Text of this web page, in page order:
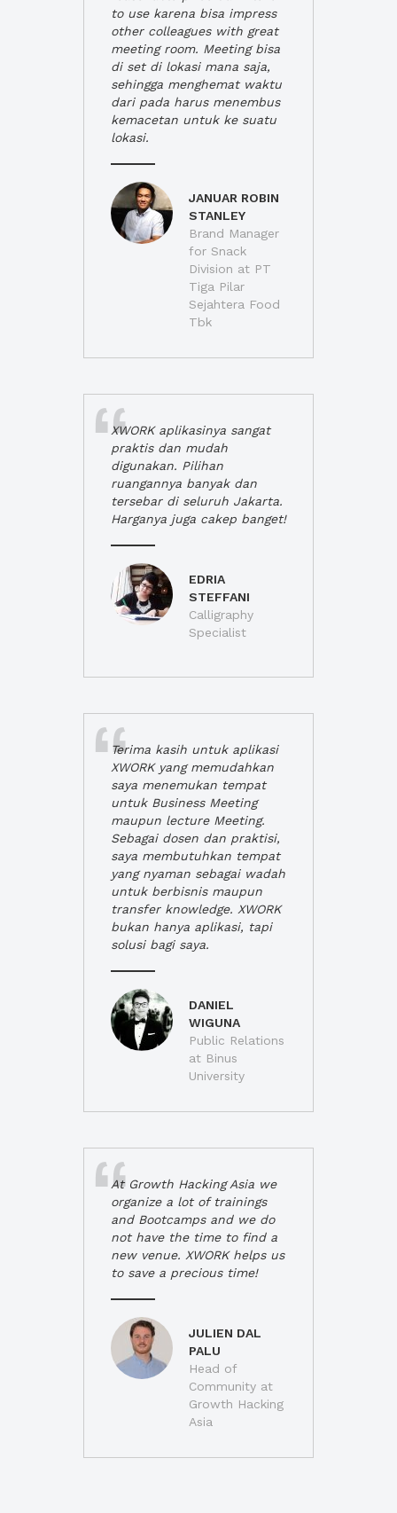
to use karena bisa impress
other colleagues with great
meeting room. Meeting bisa
di set di lokasi mana saja,
sehingga menghemat waktu
dari pada harus menembus
kemacetan untuk ke suatu
lokasi.
JANUAR ROBIN
STANLEY
Brand Manager
for Snack
Division at PT
Tiga Pilar
Sejahtera Food
Tbk
XWORK aplikasinya sangat
praktis dan mudah
digunakan. Pilihan
ruangannya banyak dan
tersebar di seluruh Jakarta.
Harganya juga cakep banget!
EDRIA
STEFFANI
Calligraphy
Specialist
Terima kasih untuk aplikasi
XWORK yang memudahkan
saya menemukan tempat
untuk Business Meeting
maupun lecture Meeting.
Sebagai dosen dan praktisi,
saya membutuhkan tempat
yang nyaman sebagai wadah
untuk berbisnis maupun
transfer knowledge. XWORK
bukan hanya aplikasi, tapi
solusi bagi saya.
DANIEL
WIGUNA
Public Relations
at Binus
University
At Growth Hacking Asia we
organize a lot of trainings
and Bootcamps and we do
not have the time to find a
new venue. XWORK helps us
to save a precious time!
JULIEN DAL
PALU
Head of
Community at
Growth Hacking
Asia